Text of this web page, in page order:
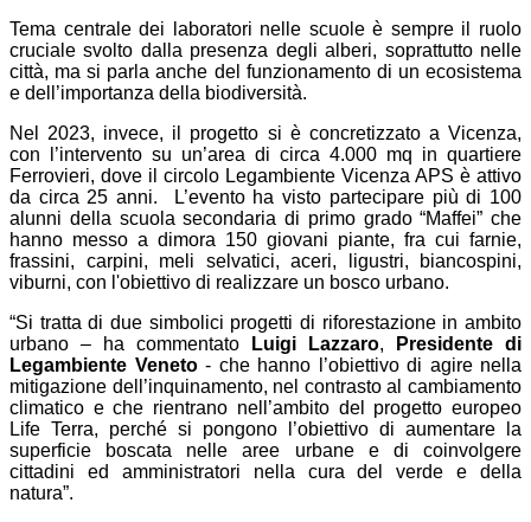
Tema centrale dei laboratori nelle scuole è sempre il ruolo
cruciale svolto dalla presenza degli alberi, soprattutto nelle
città, ma si parla anche del funzionamento di un ecosistema
e dell’importanza della biodiversità.
Nel 2023, invece, il progetto si è concretizzato a Vicenza,
con l’intervento su un’area di circa 4.000 mq in quartiere
Ferrovieri, dove il circolo Legambiente Vicenza APS è attivo
da circa 25 anni. L’evento ha visto partecipare più di 100
alunni della scuola secondaria di primo grado “Maffei” che
hanno messo a dimora 150 giovani piante, fra cui farnie,
frassini, carpini, meli selvatici, aceri, ligustri, biancospini,
viburni, con l'obiettivo di realizzare un bosco urbano.
“Si tratta di due simbolici progetti di riforestazione in ambito
urbano – ha commentato
Luigi Lazzaro,
Presidente di
Legambiente Veneto- che hanno l’obiettivo di agire nella
mitigazione dell’inquinamento, nel contrasto al cambiamento
climatico e che rientrano nell’ambito del progetto europeo
Life Terra, perché si pongono l’obiettivo di aumentare la
superficie boscata nelle aree urbane e di coinvolgere
cittadini ed amministratori nella cura del verde e della
natura”.